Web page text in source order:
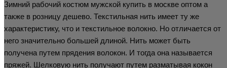
Зимний рабочий костюм мужской купить в москве оптом а
также в розницу дешево. Текстильная нить имеет ту же
характеристику, что и текстильное волокно. Но отличается от
него значительно большей длиной. Нить может быть
получена путем прядения волокон. И тогда она называется
пряжей. Шелковую нить получают путем разматывая кокон